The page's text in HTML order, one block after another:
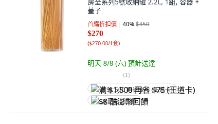
蓋子
首購折扣價 40%$450
$270
($270.00/1套)
明天 8/8 (六) 預計送達
(1)
满 $1,500 再省 $75 (王道卡)
$8 酷澎幣回饋